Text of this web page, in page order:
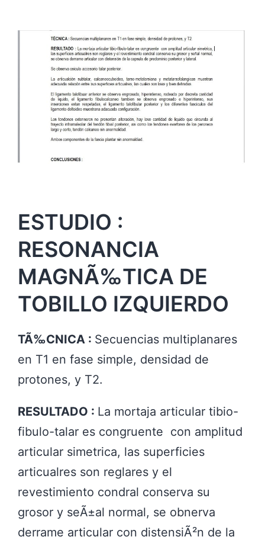
ESTUDIO :
RESONANCIA
MAGNÃ‰TICA DE
TOBILLO IZQUIERDO
TÃ‰CNICA : Secuencias multiplanares
en T1 en fase simple, densidad de
protones, y T2.
RESULTADO : La mortaja articular tibio-
fibulo-talar es congruente con amplitud
articular simetrica, las superficies
articualres son reglares y el
revestimiento condral conserva su
grosor y seÃ±al normal, se obnerva
derrame articular con distensiÃ²n de la